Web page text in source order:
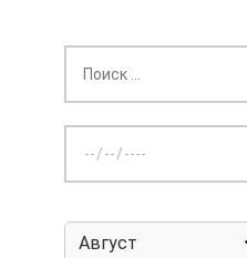
дату: